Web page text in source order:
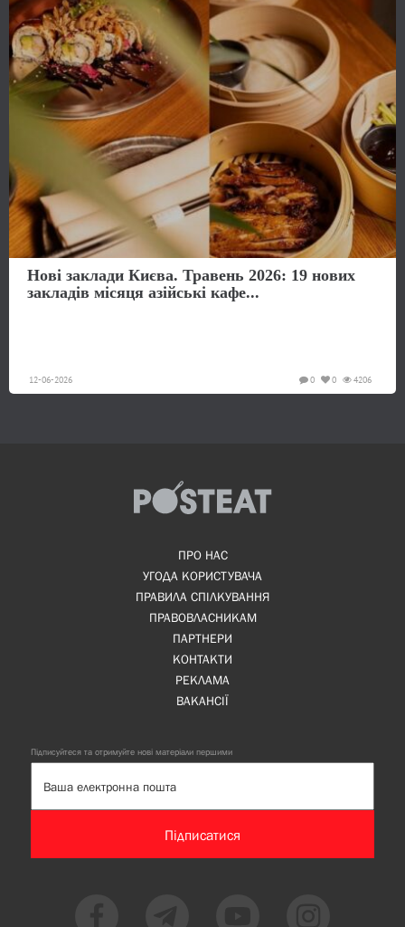
Нові заклади Києва. Травень 2026: 19 нових
закладів місяця азійські кафе...
12-06-2026 4206
0
0
ПРО НАС
УГОДА КОРИСТУВАЧА
ПРАВИЛА СПІЛКУВАННЯ
ПРАВОВЛАСНИКАМ
ПАРТНЕРИ
КОНТАКТИ
РЕКЛАМА
ВАКАНСІЇ
Підписуйтеся та отримуйте нові матеріали першими
Підписатися